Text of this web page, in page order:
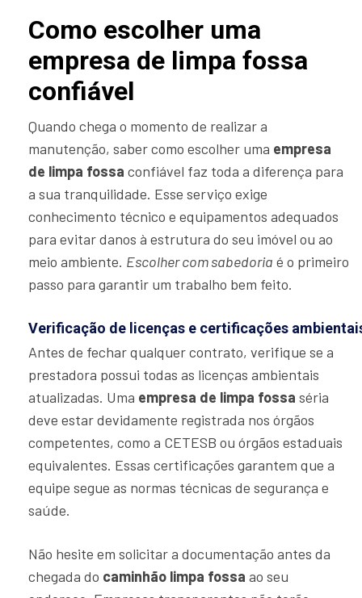
Como escolher uma
empresa de limpa fossa
confiável
Quando chega o momento de realizar a
manutenção, saber como escolher uma empresa
de limpa fossa confiável faz toda a diferença para
a sua tranquilidade. Esse serviço exige
conhecimento técnico e equipamentos adequados
para evitar danos à estrutura do seu imóvel ou ao
meio ambiente. Escolher com sabedoria é o primeiro
passo para garantir um trabalho bem feito.
Verificação de licenças e certificações
Antes de fechar qualquer contrato, verifique se a
prestadora possui todas as licenças ambientais
atualizadas. Uma empresa de limpa fossa séria
deve estar devidamente registrada nos órgãos
competentes, como a CETESB ou órgãos estaduais
equivalentes. Essas certificações garantem que a
equipe segue as normas técnicas de segurança e
saúde.
Não hesite em solicitar a documentação antes da
chegada do caminhão limpa fossa ao seu